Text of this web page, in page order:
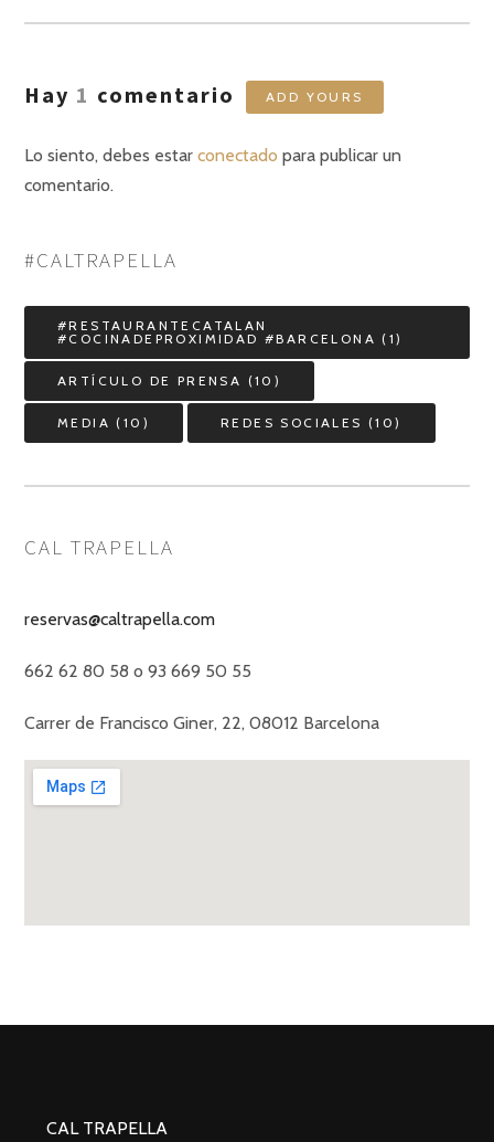
Hay 1 comentario ADD YOURS
Lo siento, debes estar conectado para publicar un
comentario.
#CALTRAPELLA
#RESTAURANTECATALAN
#COCINADEPROXIMIDAD #BARCELONA (1)
ARTÍCULO DE PRENSA (10)
MEDIA (10) REDES SOCIALES (10)
CAL TRAPELLA
reservas@caltrapella.com
662 62 80 58 o 93 669 50 55
Carrer de Francisco Giner, 22, 08012 Barcelona
CAL TRAPELLA